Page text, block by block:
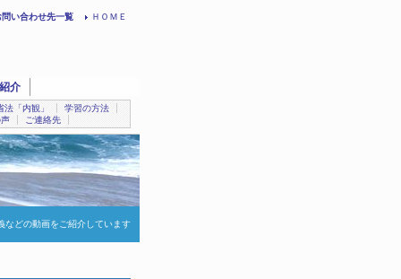
ＨＯＭＥ
問い合わせ先一覧
介
法「内観」
学習の方法
ご連絡先
などの動画をご紹介しています